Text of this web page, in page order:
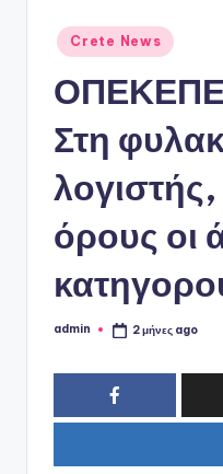
Αναρτήθηκε
σε
Crete News
Στη
λογιστής,
όρους οι
Συγγραφέας:
admin 2 μήνες ago